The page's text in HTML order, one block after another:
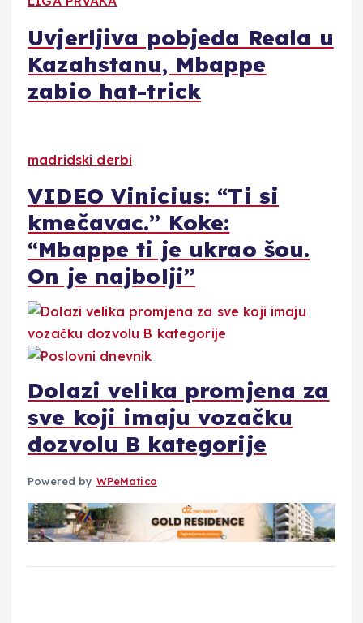
Uvjerljiva pobjeda Reala u
Kazahstanu, Mbappe
zabio hat-trick
madridski derbi
VIDEO Vinicius: “Ti si
kmečavac.” Koke:
“Mbappe ti je ukrao šou.
On je najbolji”
Dolazi velika promjena za
sve koji imaju vozačku
dozvolu B kategorije
Powered by WPeMatico